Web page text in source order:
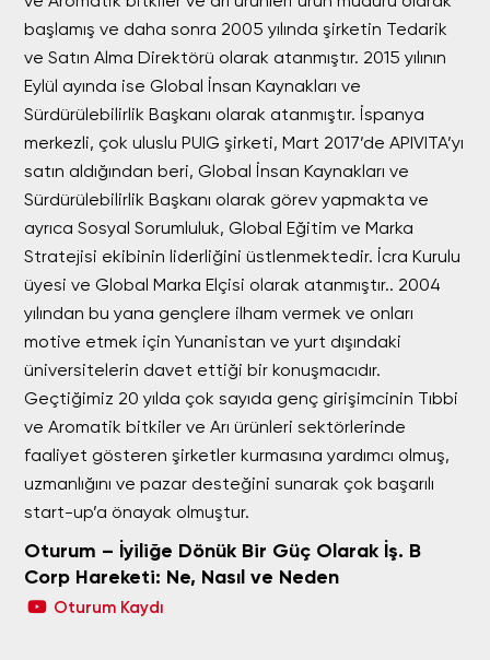
başlamış ve daha sonra 2005 yılında şirketin Tedarik
ve Satın Alma Direktörü olarak atanmıştır. 2015 yılının
Eylül ayında ise Global İnsan Kaynakları ve
Sürdürülebilirlik Başkanı olarak atanmıştır. İspanya
merkezli, çok uluslu PUIG şirketi, Mart 2017’de APIVITA’yı
satın aldığından beri, Global İnsan Kaynakları ve
Sürdürülebilirlik Başkanı olarak görev yapmakta ve
ayrıca Sosyal Sorumluluk, Global Eğitim ve Marka
Stratejisi ekibinin liderliğini üstlenmektedir. İcra Kurulu
üyesi ve Global Marka Elçisi olarak atanmıştır.. 2004
yılından bu yana gençlere ilham vermek ve onları
motive etmek için Yunanistan ve yurt dışındaki
üniversitelerin davet ettiği bir konuşmacıdır.
Geçtiğimiz 20 yılda çok sayıda genç girişimcinin Tıbbi
ve Aromatik bitkiler ve Arı ürünleri sektörlerinde
faaliyet gösteren şirketler kurmasına yardımcı olmuş,
uzmanlığını ve pazar desteğini sunarak çok başarılı
start-up’a önayak olmuştur.
Oturum – İyiliğe Dönük Bir Güç Olarak İş. B
Corp Hareketi: Ne, Nasıl ve Neden
Oturum Kaydı